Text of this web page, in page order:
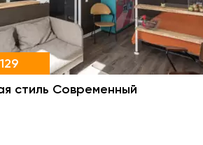
стиль Современный